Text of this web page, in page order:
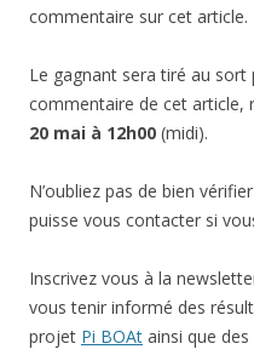
commentaire sur cet article.
Le gagnant sera tiré au sort
commentaire de cet article,
20 mai à 12h00 (midi).
N’oubliez pas de bien
puisse vous contacter si
Inscrivez vous à la
vous tenir informé des
projet Pi BOAt ainsi que